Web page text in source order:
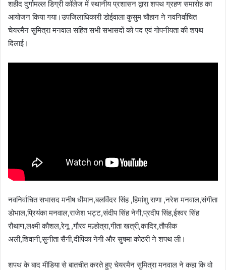
शहीद दुर्गामल्ल डिग्री कॉलेज में स्थानीय प्रशासन द्वारा शपथ ग्रहण समारोह का
आयोजन किया गया।उपजिलाधिकारी डोईवाला कुसुम चौहान ने नवनिर्वाचित
चेयरमैन सुमित्रा मनवाल सहित सभी सभासदों को पद एवं गोपनीयता की शपथ
दिलाई।
नवनिर्वाचित सभासद मनीष धीमान,बलविंदर सिंह ,हिमांशु राणा ,नरेश मनवाल,संगीता
डोभाल,प्रियंका मनवाल,राजेश भट्ट,संदीप सिंह नेगी,प्रदीप सिंह,ईश्वर सिंह
रौथाण,लक्ष्मी कौशल,रेनू ,गौरव मल्होत्रा,गीता खत्री,कादिर,तौफीक
अली,शिवानी,सुनीता सैनी,दीपिका नेगी और सुषमा कोठरी ने शपथ ली।
शपथ के बाद मीडिया से बातचीत करते हुए चेयरमैन सुमित्रा मनवाल ने कहा कि वो